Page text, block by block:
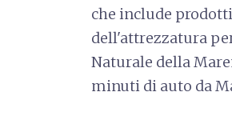
che include
dell'attrezzatura
Naturale della
minuti di auto da